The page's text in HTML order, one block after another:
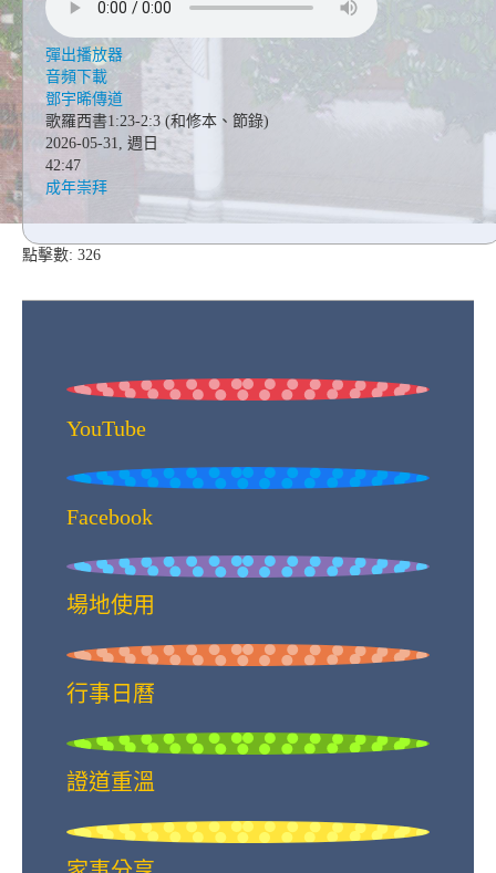
彈出播放器
音頻下載
鄧宇晞傳道
歌羅西書1:23-2:3 (和修本、節錄)
2026-05-31, 週日
42:47
成年崇拜
點擊數: 326
YouTube
Facebook
場地使用
行事日曆
證道重溫